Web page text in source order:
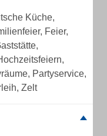
Küche,
Feier,
Partyservice,
Zelt